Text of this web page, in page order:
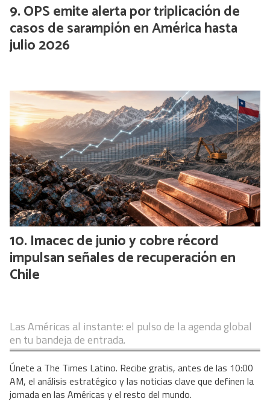
OPS emite alerta por triplicación de
casos de sarampión en América hasta
julio 2026
Imacec de junio y cobre récord
impulsan señales de recuperación en
Chile
Las Américas al instante: el pulso de la agenda global
en tu bandeja de entrada.
Únete a The Times Latino. Recibe gratis, antes de las 10:00
AM, el análisis estratégico y las noticias clave que definen la
jornada en las Américas y el resto del mundo.